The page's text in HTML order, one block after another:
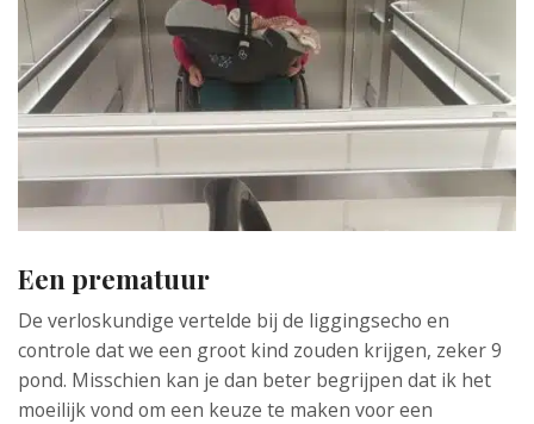
Een prematuur
De verloskundige vertelde bij de liggingsecho en
controle dat we een groot kind zouden krijgen, zeker 9
pond. Misschien kan je dan beter begrijpen dat ik het
moeilijk vond om een keuze te maken voor een